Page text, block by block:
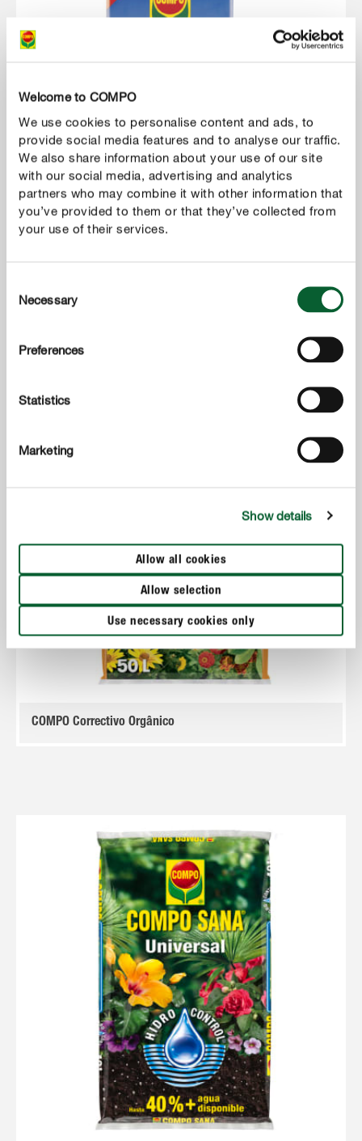
Welcome to COMPO
We use cookies to personalise content and ads, to
provide social media features and to analyse our traffic.
We also share information about your use of our site
with our social media, advertising and analytics
partners who may combine it with other information that
you’ve provided to them or that they’ve collected from
your use of their services.
Selection
Necessary
Preferences
Statistics
Marketing
Show details
Allow all cookies
Allow selection
Use necessary cookies only
COMPO Correctivo Orgânico